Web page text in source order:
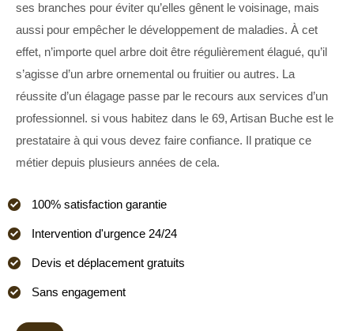
ses branches pour éviter qu’elles gênent le voisinage, mais
aussi pour empêcher le développement de maladies. À cet
effet, n’importe quel arbre doit être régulièrement élagué, qu’il
s’agisse d’un arbre ornemental ou fruitier ou autres. La
réussite d’un élagage passe par le recours aux services d’un
professionnel. si vous habitez dans le 69, Artisan Buche est le
prestataire à qui vous devez faire confiance. Il pratique ce
métier depuis plusieurs années de cela.
100% satisfaction garantie
Intervention d'urgence 24/24
Devis et déplacement gratuits
Sans engagement